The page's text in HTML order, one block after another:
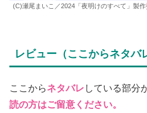
(C)瀬尾まいこ／2024「夜明けのすべて」製
レビュー（ここからネタバ
ここからネタバレ している部分
読の方はご留意ください。